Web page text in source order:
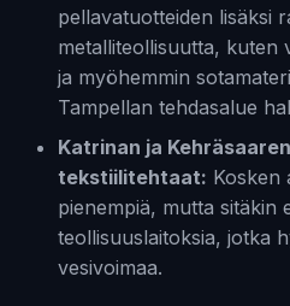
pellavatuotteiden lisäksi
metalliteollisuutta, kuten
ja myöhemmin
Tampellan tehdasalue
Katrinan ja
tekstiilitehtaat: Kosken
pienempiä, mutta sitäkin
teollisuuslaitoksia, jotka
vesivoimaa.